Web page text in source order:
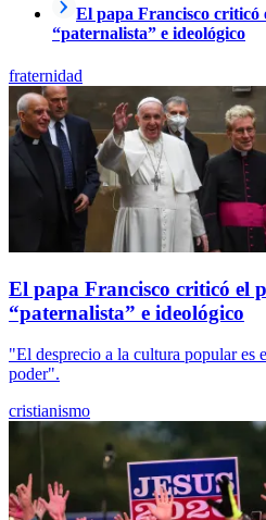
El papa Francisco criticó
“paternalista” e ideológico
fraternidad
El papa Francisco criticó el
“paternalista” e ideológico
"El desprecio a la cultura popular es
poder".
cristianismo